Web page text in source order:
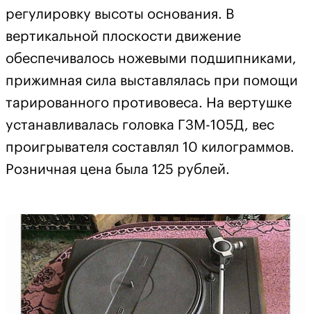
регулировку высоты основания. В
вертикальной плоскости движение
обеспечивалось ножевыми подшипниками,
прижимная сила выставлялась при помощи
тарированного противовеса. На вертушке
устанавливалась головка ГЗМ-105Д, вес
проигрывателя составлял 10 килограммов.
Розничная цена была 125 рублей.